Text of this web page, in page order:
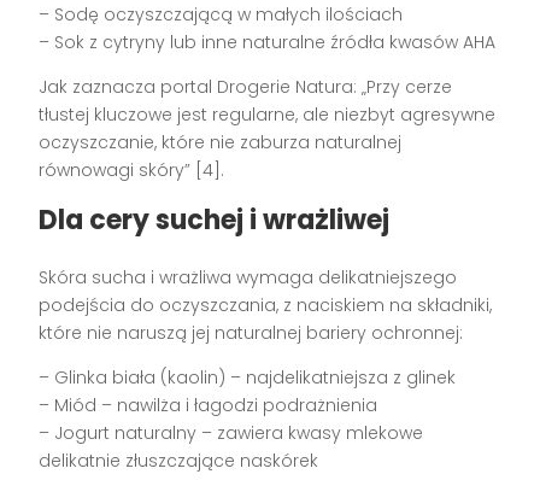
– Sodę oczyszczającą w małych ilościach
– Sok z cytryny lub inne naturalne źródła kwasów AHA
Jak zaznacza portal Drogerie Natura: „Przy cerze
tłustej kluczowe jest regularne, ale niezbyt agresywne
oczyszczanie, które nie zaburza naturalnej
równowagi skóry” [4].
Dla cery suchej i wrażliwej
Skóra sucha i wrażliwa wymaga delikatniejszego
podejścia do oczyszczania, z naciskiem na składniki,
które nie naruszą jej naturalnej bariery ochronnej:
– Glinka biała (kaolin) – najdelikatniejsza z glinek
– Miód – nawilża i łagodzi podrażnienia
– Jogurt naturalny – zawiera kwasy mlekowe
delikatnie złuszczające naskórek